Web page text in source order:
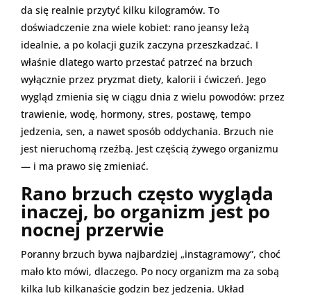
da się realnie przytyć kilku kilogramów. To
doświadczenie zna wiele kobiet: rano jeansy leżą
idealnie, a po kolacji guzik zaczyna przeszkadzać. I
właśnie dlatego warto przestać patrzeć na brzuch
wyłącznie przez pryzmat diety, kalorii i ćwiczeń. Jego
wygląd zmienia się w ciągu dnia z wielu powodów: przez
trawienie, wodę, hormony, stres, postawę, tempo
jedzenia, sen, a nawet sposób oddychania. Brzuch nie
jest nieruchomą rzeźbą. Jest częścią żywego organizmu
— i ma prawo się zmieniać.
Rano brzuch często wygląda
inaczej, bo organizm jest po
nocnej przerwie
Poranny brzuch bywa najbardziej „instagramowy”, choć
mało kto mówi, dlaczego. Po nocy organizm ma za sobą
kilka lub kilkanaście godzin bez jedzenia. Układ